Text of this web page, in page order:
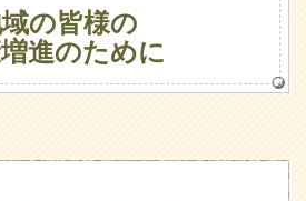
の皆様の
進のために